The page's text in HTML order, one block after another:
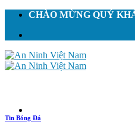
Skip
content
CHÀO MỪNG QUÝ
Tin Bóng Đá